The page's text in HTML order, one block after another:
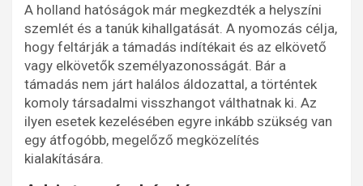
A holland hatóságok már megkezdték a helyszíni
szemlét és a tanúk kihallgatását. A nyomozás célja,
hogy feltárják a támadás indítékait és az elkövető
vagy elkövetők személyazonosságát. Bár a
támadás nem járt halálos áldozattal, a történtek
komoly társadalmi visszhangot válthatnak ki. Az
ilyen esetek kezelésében egyre inkább szükség van
egy átfogóbb, megelőző megközelítés
kialakítására.